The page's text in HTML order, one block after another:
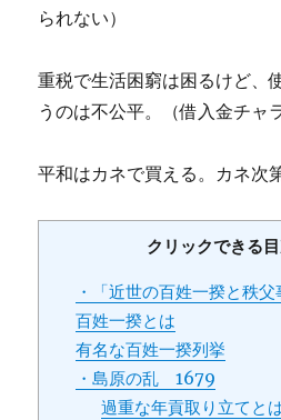
られない）
重税で生活困窮は困るけど、
うのは不公平。（借入金チャ
平和はカネで買える。カネ次
クリックできる
・「近世の百姓一揆と秩
百姓一揆とは
有名な百姓一揆列挙
・島原の乱 1679
過重な年貢取り立てと